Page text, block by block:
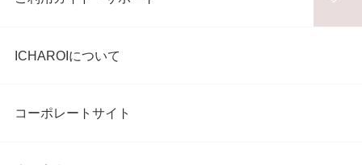
ICHAROIについて
コーポレートサイト